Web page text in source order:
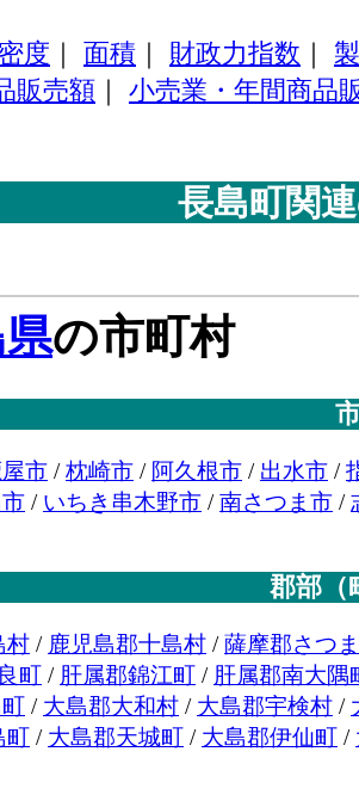
度 ｜ 面積 ｜ 財政力指数 ｜
販売額 ｜ 小売業・年間商品
長島町関